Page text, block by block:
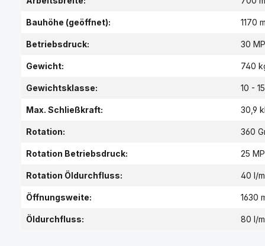
Bauhöhe (geöffnet): 1170
Betriebsdruck: 30
Gewicht: 740
Gewichtsklasse: 10 -
Max. Schließkraft: 30,9
Rotation: 360
Rotation Betriebsdruck: 25
Rotation Öldurchfluss: 40 l/
Öffnungsweite: 1630
Öldurchfluss: 80 l/